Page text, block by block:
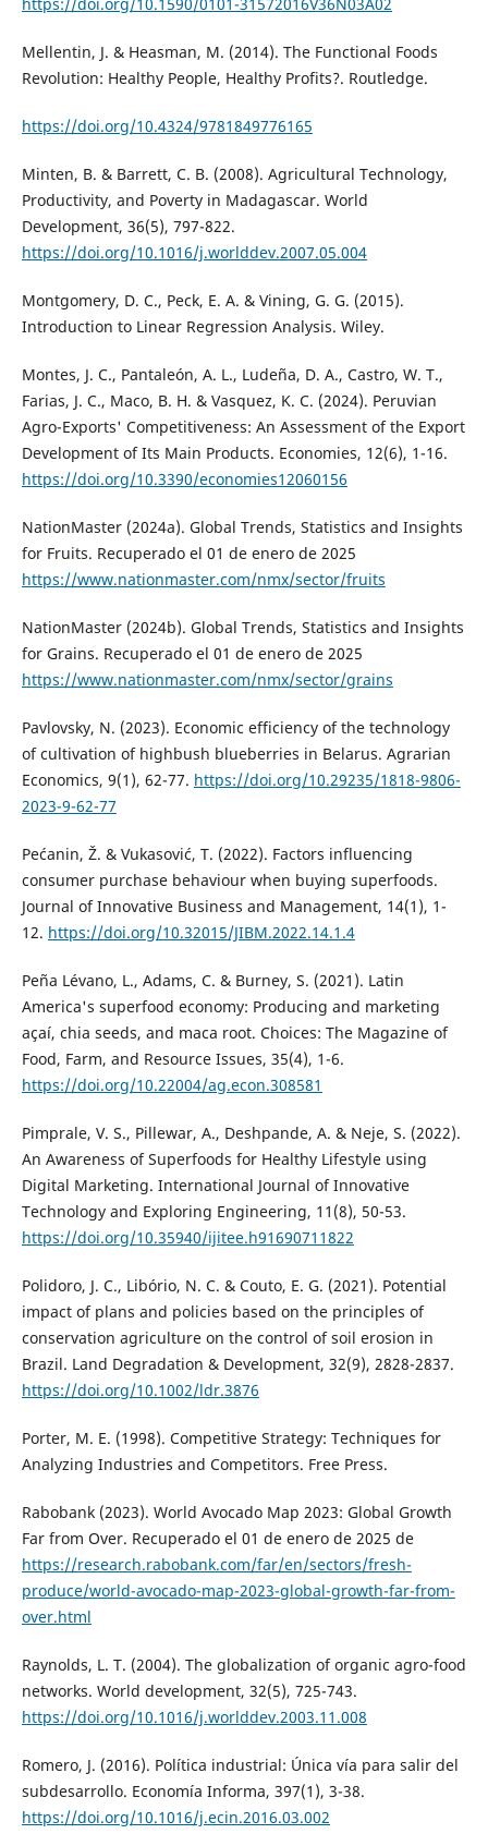
Mellentin, J. & Heasman, M. (2014). The Functional Foods
Revolution: Healthy People, Healthy Profits?. Routledge.
https://doi.org/10.4324/9781849776165
Minten, B. & Barrett, C. B. (2008). Agricultural Technology,
Productivity, and Poverty in Madagascar. World
Development, 36(5), 797-822.
https://doi.org/10.1016/j.worlddev.2007.05.004
Montgomery, D. C., Peck, E. A. & Vining, G. G. (2015).
Introduction to Linear Regression Analysis. Wiley.
Montes, J. C., Pantaleón, A. L., Ludeña, D. A., Castro, W. T.,
Farias, J. C., Maco, B. H. & Vasquez, K. C. (2024). Peruvian
Agro-Exports' Competitiveness: An Assessment of the Export
Development of Its Main Products. Economies, 12(6), 1-16.
https://doi.org/10.3390/economies12060156
NationMaster (2024a). Global Trends, Statistics and Insights
for Fruits. Recuperado el 01 de enero de 2025
https://www.nationmaster.com/nmx/sector/fruits
NationMaster (2024b). Global Trends, Statistics and Insights
for Grains. Recuperado el 01 de enero de 2025
https://www.nationmaster.com/nmx/sector/grains
Pavlovsky, N. (2023). Economic efficiency of the technology
of cultivation of highbush blueberries in Belarus. Agrarian
Economics, 9(1), 62-77. https://doi.org/10.29235/1818-9806-
2023-9-62-77
Pećanin, Ž. & Vukasović, T. (2022). Factors influencing
consumer purchase behaviour when buying superfoods.
Journal of Innovative Business and Management, 14(1), 1-
12. https://doi.org/10.32015/JIBM.2022.14.1.4
Peña Lévano, L., Adams, C. & Burney, S. (2021). Latin
America's superfood economy: Producing and marketing
açaí, chia seeds, and maca root. Choices: The Magazine of
Food, Farm, and Resource Issues, 35(4), 1-6.
https://doi.org/10.22004/ag.econ.308581
Pimprale, V. S., Pillewar, A., Deshpande, A. & Neje, S. (2022).
An Awareness of Superfoods for Healthy Lifestyle using
Digital Marketing. International Journal of Innovative
Technology and Exploring Engineering, 11(8), 50-53.
https://doi.org/10.35940/ijitee.h91690711822
Polidoro, J. C., Libório, N. C. & Couto, E. G. (2021). Potential
impact of plans and policies based on the principles of
conservation agriculture on the control of soil erosion in
Brazil. Land Degradation & Development, 32(9), 2828-2837.
https://doi.org/10.1002/ldr.3876
Porter, M. E. (1998). Competitive Strategy: Techniques for
Analyzing Industries and Competitors. Free Press.
Rabobank (2023). World Avocado Map 2023: Global Growth
Far from Over. Recuperado el 01 de enero de 2025 de
https://research.rabobank.com/far/en/sectors/fresh-
produce/world-avocado-map-2023-global-growth-far-from-
over.html
Raynolds, L. T. (2004). The globalization of organic agro-food
networks. World development, 32(5), 725-743.
https://doi.org/10.1016/j.worlddev.2003.11.008
Romero, J. (2016). Política industrial: Única vía para salir del
subdesarrollo. Economía Informa, 397(1), 3-38.
https://doi.org/10.1016/j.ecin.2016.03.002